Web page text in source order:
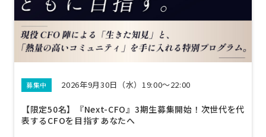
募集中 2026年9月30日（水）19:00～22:00
【限定50名】『Next-CFO』3期生募集開始！次世代を代
表するCFOを目指すあなたへ